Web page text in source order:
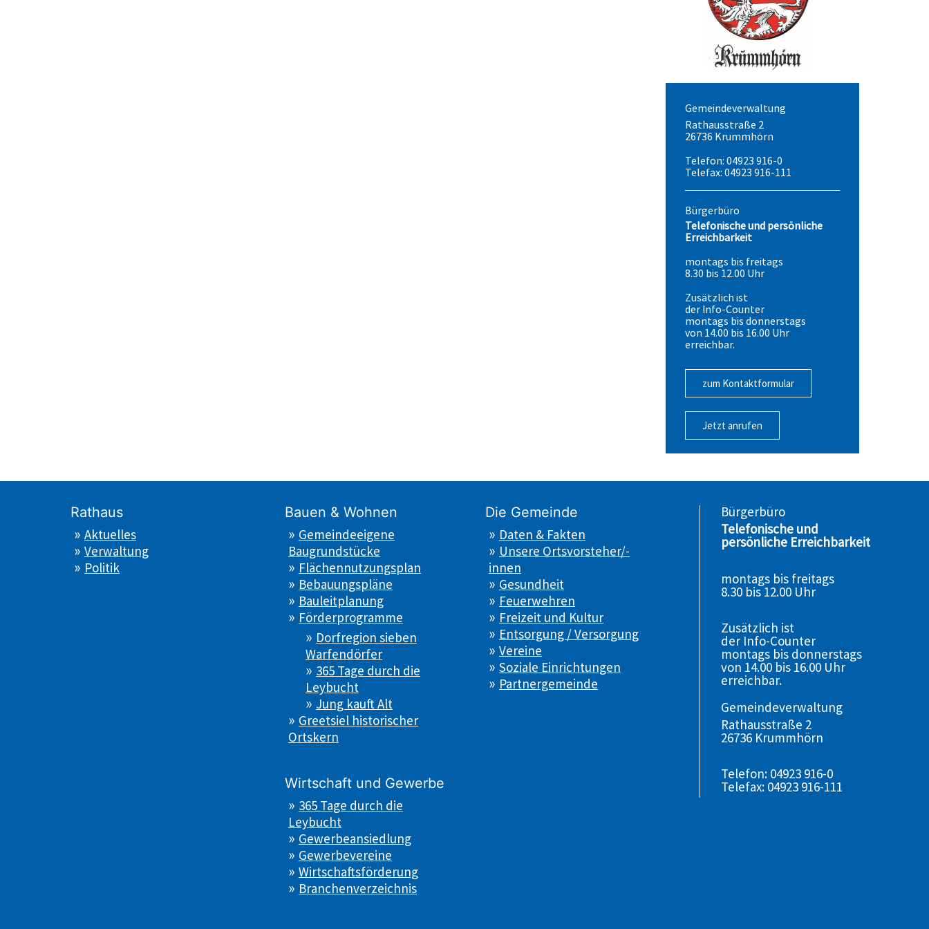
Gemeindeverwaltung
Rathausstraße 2
26736 Krummhörn
Telefon: 04923 916-0
Telefax: 04923 916-111
Bürgerbüro
Telefonische und persönliche
Erreichbarkeit
montags bis freitags
8.30 bis 12.00 Uhr
Zusätzlich ist
der Info-Counter
montags bis donnerstags
von 14.00 bis 16.00 Uhr
erreichbar.
zum Kontaktformular
Jetzt anrufen
Rathaus
Aktuelles
Verwaltung
Politik
Bauen & Wohnen
Gemeindeeigene
Baugrundstücke
Flächennutzungsplan
Bebauungspläne
Bauleitplanung
Förderprogramme
Dorfregion sieben
Warfendörfer
365 Tage durch die
Leybucht
Jung kauft Alt
Greetsiel historischer
Ortskern
Wirtschaft und Gewerbe
365 Tage durch die
Leybucht
Gewerbeansiedlung
Gewerbevereine
Wirtschaftsförderung
Branchenverzeichnis
Die Gemeinde
Daten & Fakten
Unsere Ortsvorsteher/-
innen
Gesundheit
Feuerwehren
Freizeit und Kultur
Entsorgung / Versorgung
Vereine
Soziale Einrichtungen
Partnergemeinde
Bürgerbüro
Telefonische und
persönliche Erreichbarkeit
montags bis freitags
8.30 bis 12.00 Uhr
Zusätzlich ist
der Info-Counter
montags bis donnerstags
von 14.00 bis 16.00 Uhr
erreichbar.
Gemeindeverwaltung
Rathausstraße 2
26736 Krummhörn
Telefon: 04923 916-0
Telefax: 04923 916-111